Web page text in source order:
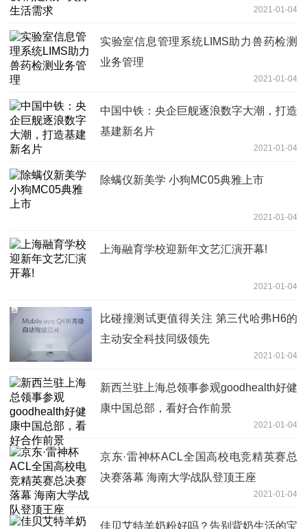
2021-01-04
实验室信息管理系统LIMS助力兽药检测
业务管理
2021-01-04
中国中铁：央企巨舰逐浪数字大潮，打造
基建新名片
2021-01-04
除螨仪新美学 小狗MC05典雅上市
2021-01-04
上海融育学校迎新年文艺汇演开幕!
2021-01-04
比碰撞测试更值得关注 第三代哈弗H6的
主动安全科技同级领先
2021-01-04
新西兰驻上海总领事参观goodhealth好健
康中国总部，看好合作前景
2021-01-04
京东·雷神杯ACL全国高校电竞精英赛总
决赛落幕 海南大学战队登顶王座
2021-01-04
佳贝艾特羊奶粉好吗？告别背奶生活的宝